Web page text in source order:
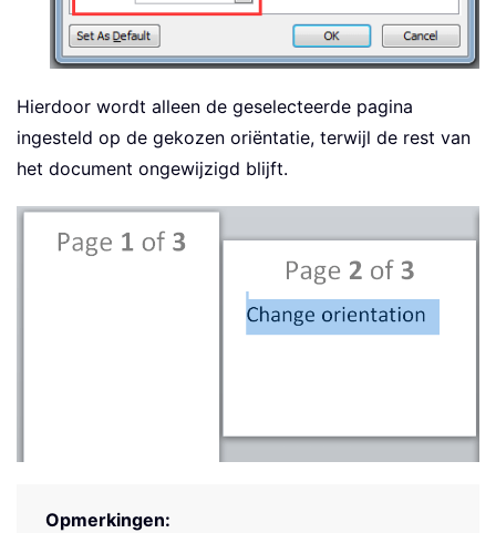
Hierdoor wordt alleen de geselecteerde pagina
ingesteld op de gekozen oriëntatie, terwijl de rest van
het document ongewijzigd blijft.
Opmerkingen: